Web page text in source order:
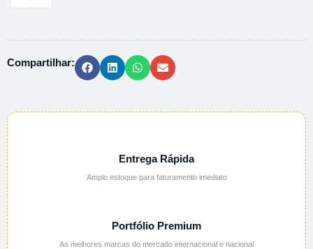
quantidade
Compartilhar:
Entrega Rápida
Amplo estoque para faturamento imediato
Portfólio Premium
As melhores marcas do mercado internacional e nacional